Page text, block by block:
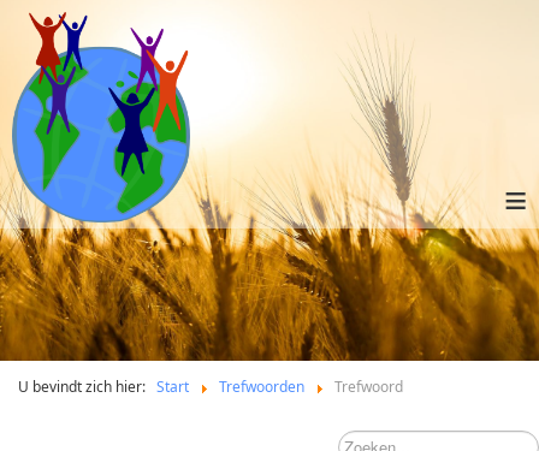
≡
U bevindt zich hier: Start Trefwoorden Trefwoord